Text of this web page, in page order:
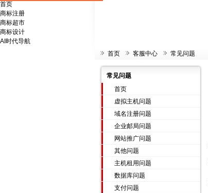
首页
商标注册
商标超市
商标设计
AI时代导航
首页
客服中心 常见问题
常见问题
首页
虚拟主机问题
域名注册问题
企业邮局问题
网站推广问题
其他问题
主机租用问题
数据库问题
支付问题